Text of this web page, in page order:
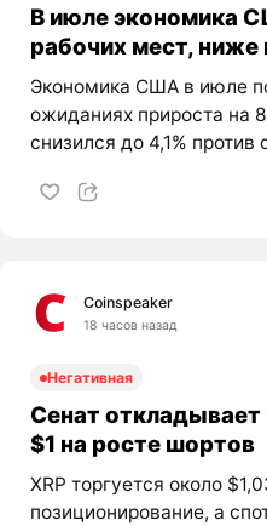
В июле экономика
рабочих мест, ниже
Экономика США в июле
ожиданиях прироста на
снизился до 4,1%
Coinspeaker
18 часов назад
Негативная
Сенат откладывает
$1 на росте шортов
XRP торгуется около
позиционирование, а